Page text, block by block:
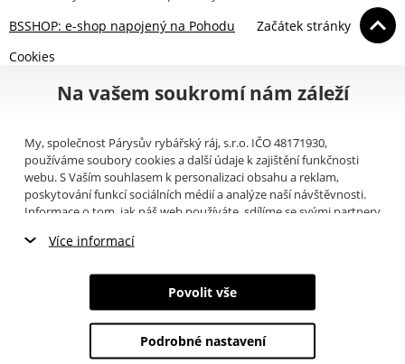
BSSHOP: e-shop napojený na Pohodu
Začátek stránky
Cookies
Na vašem soukromí nám záleží
My, společnost Párysův rybářský ráj, s.r.o. IČO 48171930,
používáme soubory cookies a další údaje k zajištění funkčnosti
webu. S Vaším souhlasem k personalizaci obsahu a reklam,
poskytování funkcí sociálních médií a analýze naší návštěvnosti.
Informace o tom, jak náš web používáte, sdílíme se svými partnery
můžete přečíst, jak tyto informace Google používá. Partneři tyto
poskytli nebo které získali v důsledku toho, že používáte jejich
služby. Tyto údaje zahrnují cookies, data z dalších úložišť, IP
adresu a další informace spojené s prohlížením webu. Svůj souhlas
Více informací
Nezbytné cookies
Marketingové cookies
Povolit vše
Podrobné nastavení